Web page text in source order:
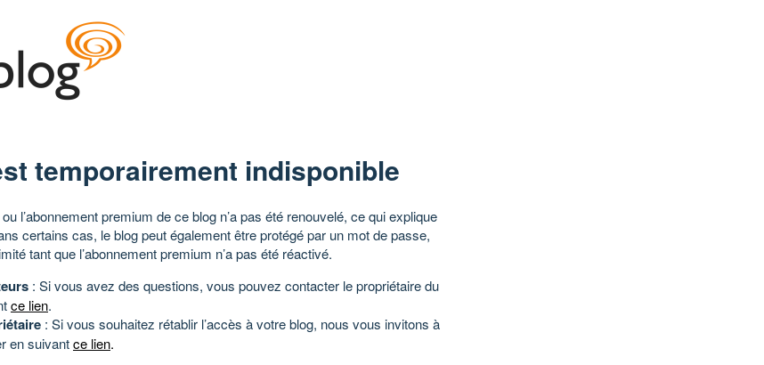
temporairement indisponible
l’abonnement premium de ce blog n’a pas été renouvelé, ce qui explique
certains cas, le blog peut également être protégé par un mot de passe,
tant que l’abonnement premium n’a pas été réactivé.
: Si vous avez des questions, vous pouvez contacter le propriétaire du
ce lien.
: Si vous souhaitez rétablir l’accès à votre blog, nous vous invitons à
en suivantce lien.